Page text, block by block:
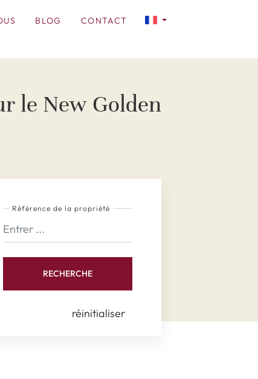
BLOG CONTACT
le New Golden
Référence de la propriété
RECHERCHE
réinitialiser